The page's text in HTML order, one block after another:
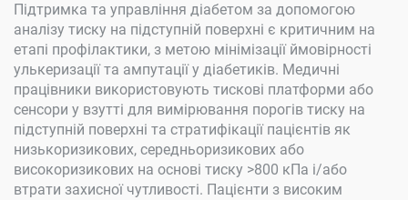
Підтримка та управління діабетом за допомогою
аналізу тиску на підступній поверхні є критичним на
етапі профілактики, з метою мінімізації ймовірності
улькеризації та ампутації у діабетиків. Медичні
працівники використовують тискові платформи або
сенсори у взутті для вимірювання порогів тиску на
підступній поверхні та стратифікації пацієнтів як
низькоризикових, середньоризикових або
високоризикових на основі тиску >800 кПа і/або
втрати захисної чутливості. Пацієнти з високим